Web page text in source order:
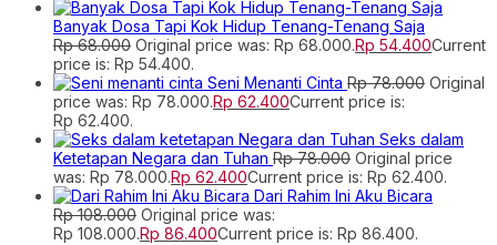
Banyak Dosa Tapi Kok Hidup Tenang-Tenang Saja
Rp68.000 Original price was: Rp 68.000.Rp 54.400Current
price is: Rp 54.400.
Seni Menanti Cinta Rp78.000 Original
price was: Rp 78.000.Rp 62.400Current price is:
Rp 62.400.
Seks dalam
Ketetapan Negara dan Tuhan Rp78.000 Original price
was: Rp 78.000.Rp 62.400Current price is: Rp 62.400.
Dari Rahim Ini Aku Bicara
Rp108.000 Original price was:
Rp 108.000.Rp 86.400Current price is: Rp 86.400.